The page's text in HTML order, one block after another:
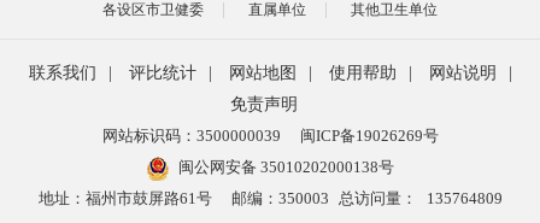
各设区市卫健委
直属单位 其他卫生单位
联系我们 评比统计 网站地图 使用帮助 网站说明
免责声明
网站标识码：3500000039
闽ICP备19026269号
闽公网安备 35010202000138号
地址：福州市鼓屏路61号
邮编：350003 总访问量： 135764809